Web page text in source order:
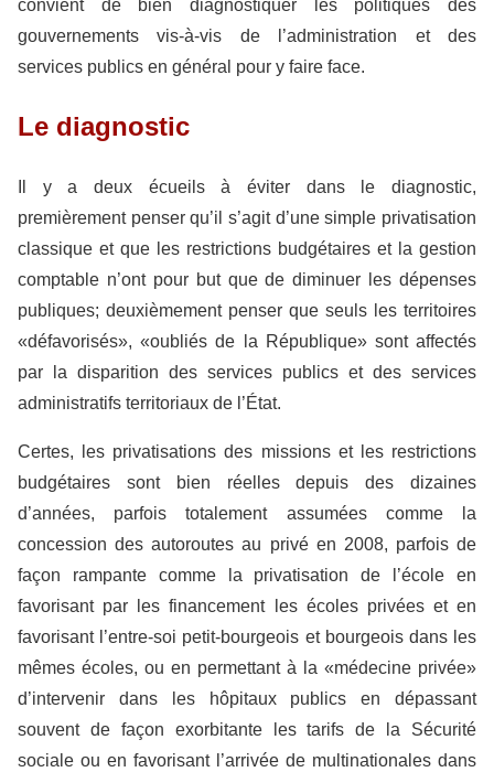
convient de bien diagnostiquer les politiques des
gouvernements vis-à-vis de l’administration et des
services publics en général pour y faire face.
Le diagnostic
Il y a deux écueils à éviter dans le diagnostic,
premièrement penser qu’il s’agit d’une simple privatisation
classique et que les restrictions budgétaires et la gestion
comptable n’ont pour but que de diminuer les dépenses
publiques; deuxièmement penser que seuls les territoires
«défavorisés», «oubliés de la République» sont affectés
par la disparition des services publics et des services
administratifs territoriaux de l’État.
Certes, les privatisations des missions et les restrictions
budgétaires sont bien réelles depuis des dizaines
d’années, parfois totalement assumées comme la
concession des autoroutes au privé en 2008, parfois de
façon rampante comme la privatisation de l’école en
favorisant par les financement les écoles privées et en
favorisant l’entre-soi petit-bourgeois et bourgeois dans les
mêmes écoles, ou en permettant à la «médecine privée»
d’intervenir dans les hôpitaux publics en dépassant
souvent de façon exorbitante les tarifs de la Sécurité
sociale ou en favorisant l’arrivée de multinationales dans